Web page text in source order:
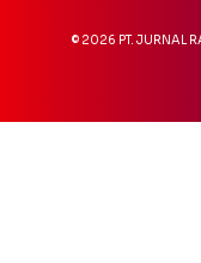
© 2026 PT. JURNAL